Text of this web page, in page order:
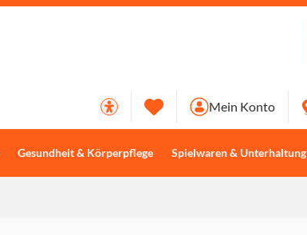
Gesundheit & Körperpflege Spielwaren & Unterhaltung
Mein Konto